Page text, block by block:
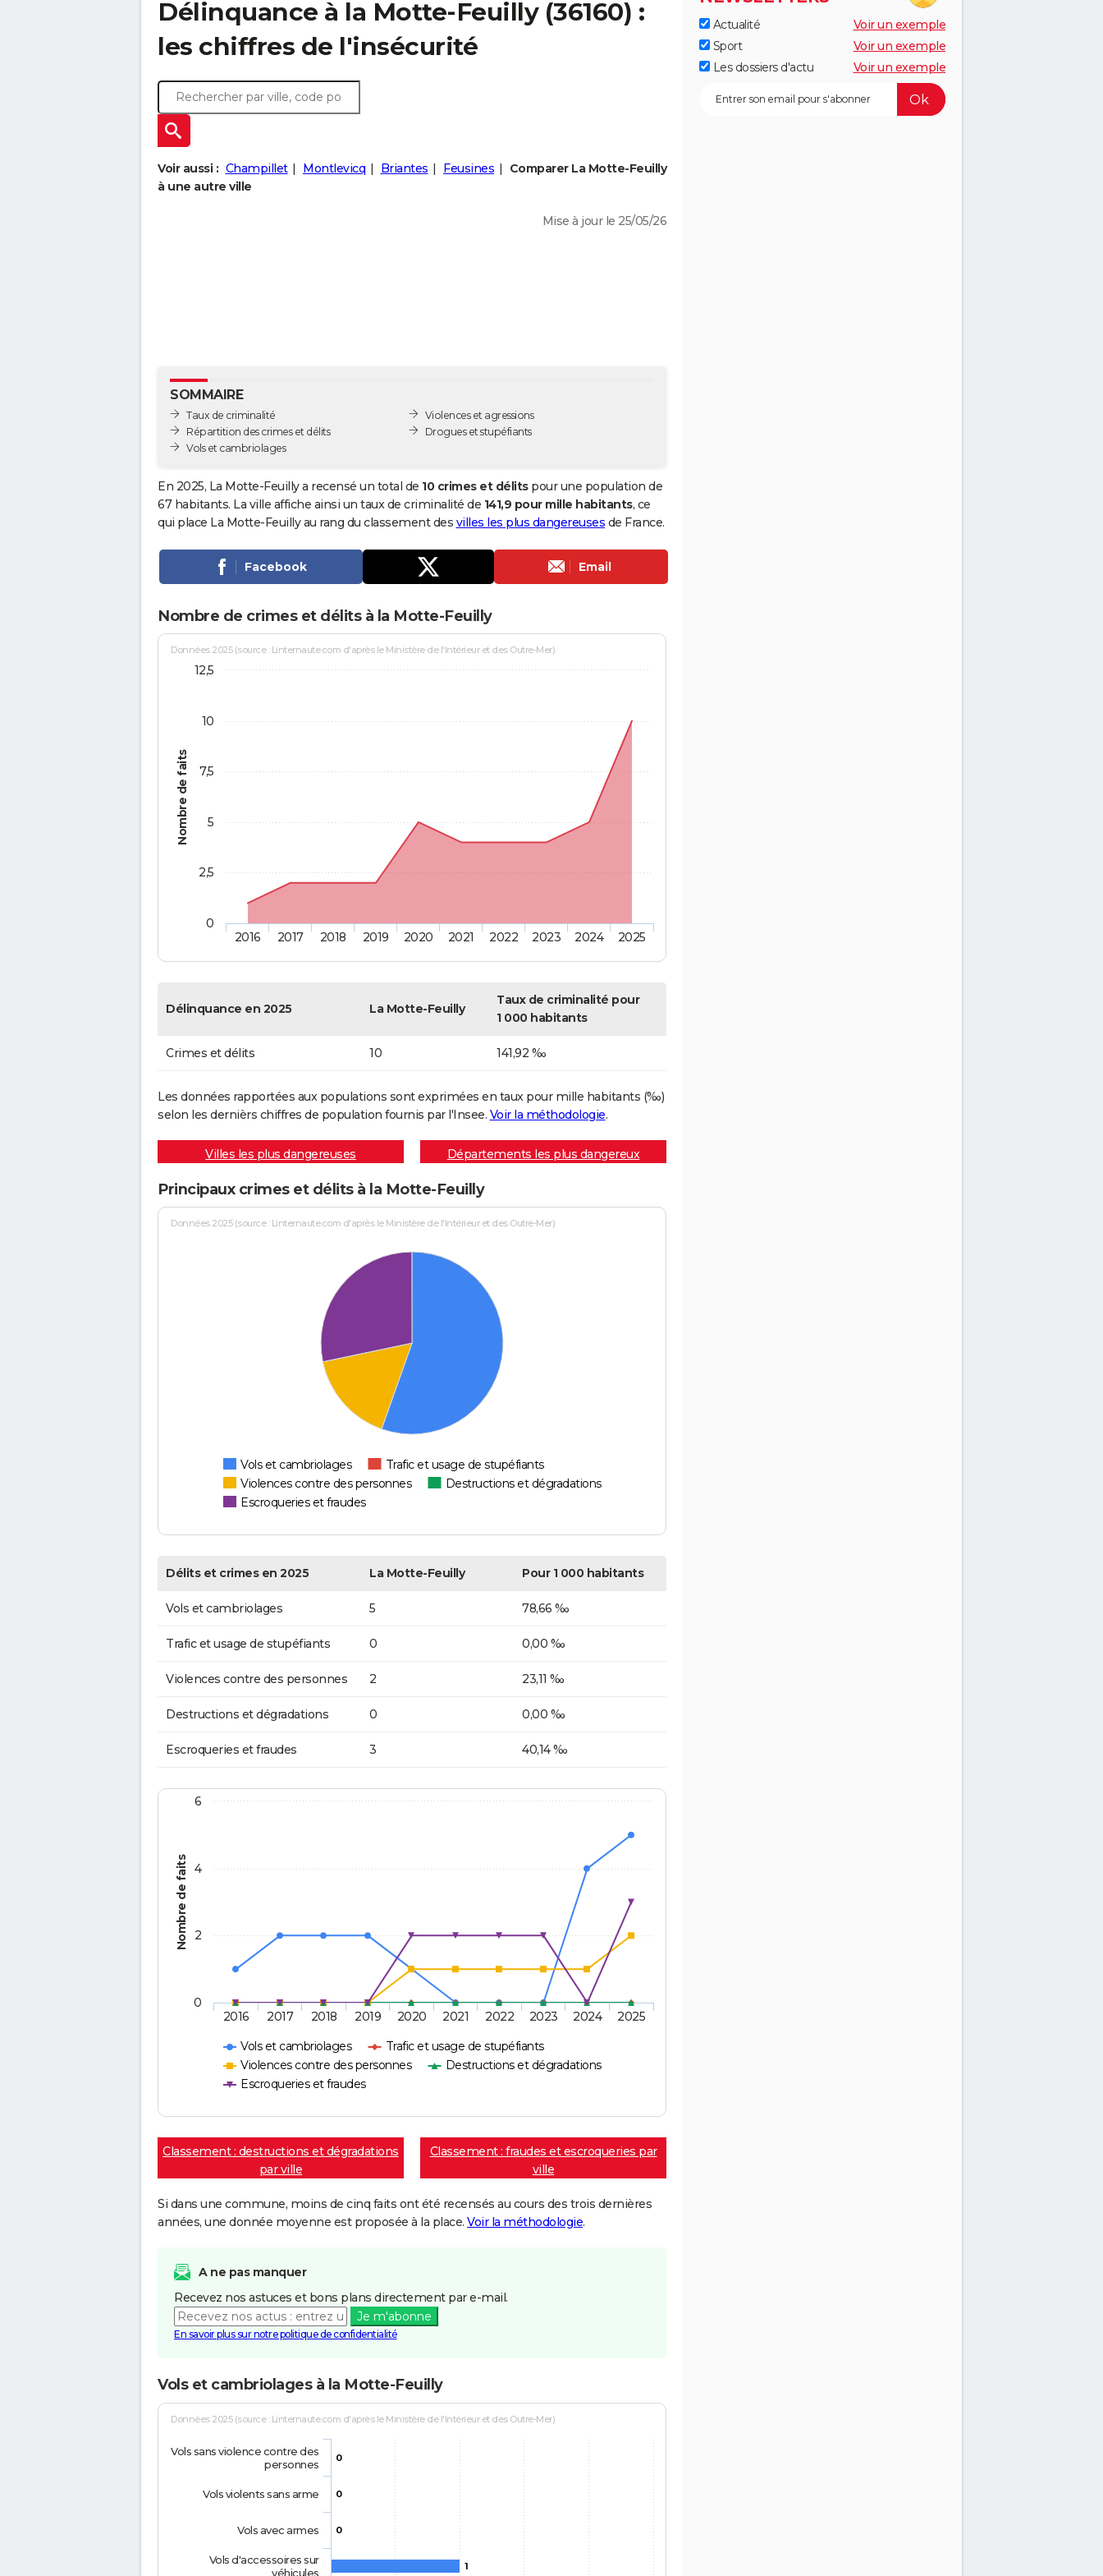
Délinquance à la Motte-Feuilly(36160) :
les chiffres de l'insécurité
Voir aussi : Champillet Montlevicq Briantes Feusines
Comparer La Motte-Feuilly
à une autre ville
Mise à jour le 25/05/26
SOMMAIRE
Taux de criminalité
Répartition des crimes et délits
Vols et cambriolages
Violences et agressions
Drogues et stupéfiants
En 2025, La Motte-Feuilly a recensé un total de 10 crimes et délitspour une population de
67 habitants. La ville affiche ainsi un taux de criminalité de 141,9 pour mille habitants, ce
qui place La Motte-Feuilly au rang du classement des villes les plus dangereuses de France.
Facebook Email
Nombre de crimes et délits à la Motte-Feuilly
Nombre de faits
Données 2025 (source : Linternaute.com d'après le Ministère de l'Intérieur et des Outre-Mer)
2016 2017 2018 2019 2020 2021 2022 2023 2024 2025
0
2,5
5
7,5
10
12,5
Délinquance en 2025 La Motte-Feuilly
Taux de criminalité pour
1 000 habitants
Crimes et délits 10 141,92 ‰
Les données rapportées aux populations sont exprimées en taux pour mille habitants (‰)
selon les dernièrs chiffres de population fournis par l'Insee. Voir la méthodologie.
Villes les plus dangereuses Départements les plus dangereux
Principaux crimes et délits à la Motte-Feuilly
Données 2025 (source : Linternaute.com d'après le Ministère de l'Intérieur et des Outre-Mer)
Vols et cambriolages
Trafic et usage de stupéfiants
Violences contre des personnes
Destructions et dégradations
Escroqueries et fraudes
Délits et crimes en 2025 La Motte-Feuilly Pour 1 000 habitants
Vols et cambriolages 5 78,66 ‰
Trafic et usage de stupéfiants 0 0,00 ‰
Violences contre des personnes 2 23,11 ‰
Destructions et dégradations 0 0,00 ‰
Escroqueries et fraudes 3 40,14 ‰
Nombre de faits
Vols et cambriolages
Trafic et usage de stupéfiants
Violences contre des personnes
Destructions et dégradations
Escroqueries et fraudes
2016 2017 2018 2019 2020 2021 2022 2023 2024 2025
0
2
4
6
Classement : destructions et dégradations
par ville
Classement : fraudes et escroqueries par
ville
Si dans une commune, moins de cinq faits ont été recensés au cours des trois dernières
années, une donnée moyenne est proposée à la place. Voir la méthodologie.
A ne pas manquer
Recevez nos astuces et bons plans directement par e-mail.
Je m'abonne
En savoir plus sur notre politique de confidentialité
Vols et cambriolages à la Motte-Feuilly
Données 2025 (source : Linternaute.com d'après le Ministère de l'Intérieur et des Outre-Mer)
0
0
0
1
Vols sans violence contre des
personnes
Vols violents sans arme
Vols avec armes
Vols d'accessoires sur
véhicules
Actualité
Voir un exemple
Sport
Voir un exemple
Les dossiers d'actu
Voir un exemple